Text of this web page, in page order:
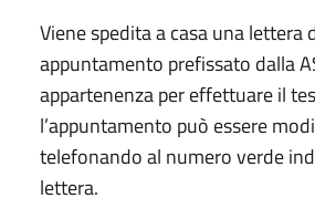
Viene spedita a casa una lettera
appuntamento prefissato dalla
appartenenza per effettuare il
l’appuntamento può essere
telefonando al numero verde
lettera.